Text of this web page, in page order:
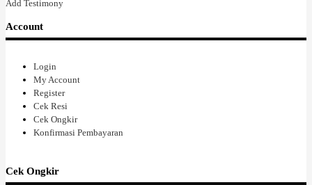
nama seperti yang aku pikirkan, masih sederhana pasti, aku masih jauh
karena aku melihat kegesitan nya dan itu memacuku lagi. Aku
sebenarnya. Dan dia melayani semua pelanggannya dengan senyum
ketulusannya. Aku terkesan dengan kesederhanaannya, dan
kealimannya yang tak dapat disembunyikannya, tapi dia tetap
Indonesia. Perlahan sambil lalu aku bertanya : dibelakang namamu
kenapa ada "Ong" nya....dengan sumringah dia menjawab ku, oh iya
ibu...ayahku"cina" ....dia tidak menutupi siapa dia dibalik balutan baju
bekerja untuk dirinya, dan dia berjuang mengekspresikan dirinya
sendiri tanpa tergantung kepada orang lain dan tidak akan pernah
Add Testimony
Account
Login
My Account
Register
Cek Resi
Cek Ongkir
Konfirmasi Pembayaran
Cek Ongkir